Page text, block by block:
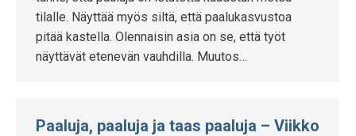
tilalle. Näyttää myös siltä, että paalukasvustoa
pitää kastella. Olennaisin asia on se, että työt
näyttävät etenevän vauhdilla. Muutos…
Paaluja, paaluja ja taas paaluja – Viikko